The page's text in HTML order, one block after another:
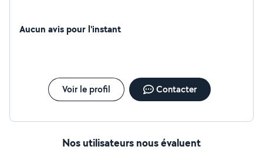
Aucun avis pour l'instant
Voir le profil Contacter
Nos utilisateurs nous évaluent